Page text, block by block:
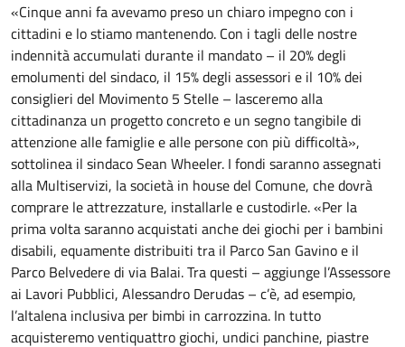
«Cinque anni fa avevamo preso un chiaro impegno con i
cittadini e lo stiamo mantenendo. Con i tagli delle nostre
indennità accumulati durante il mandato – il 20% degli
emolumenti del sindaco, il 15% degli assessori e il 10% dei
consiglieri del Movimento 5 Stelle – lasceremo alla
cittadinanza un progetto concreto e un segno tangibile di
attenzione alle famiglie e alle persone con più difficoltà»,
sottolinea il sindaco Sean Wheeler. I fondi saranno assegnati
alla Multiservizi, la società in house del Comune, che dovrà
comprare le attrezzature, installarle e custodirle. «Per la
prima volta saranno acquistati anche dei giochi per i bambini
disabili, equamente distribuiti tra il Parco San Gavino e il
Parco Belvedere di via Balai. Tra questi – aggiunge l’Assessore
ai Lavori Pubblici, Alessandro Derudas – c’è, ad esempio,
l’altalena inclusiva per bimbi in carrozzina. In tutto
acquisteremo ventiquattro giochi, undici panchine, piastre